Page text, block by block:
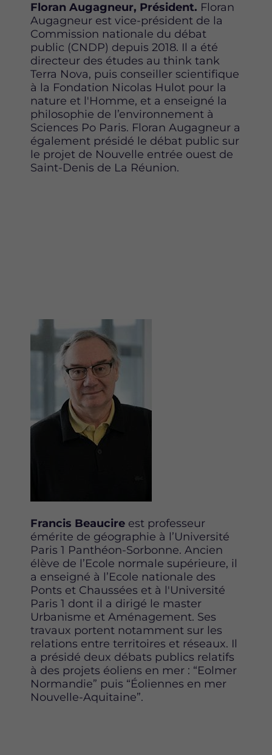
Floran Augagneur, Président. Floran
Augagneur est vice-président de la
Commission nationale du débat
public (CNDP) depuis 2018. Il a été
directeur des études au think tank
Terra Nova, puis conseiller scientifique
à la Fondation Nicolas Hulot pour la
nature et l'Homme, et a enseigné la
philosophie de l’environnement à
Sciences Po Paris. Floran Augagneur a
également présidé le débat public sur
le projet de Nouvelle entrée ouest de
Saint-Denis de La Réunion.
Francis Beaucire est professeur
émérite de géographie à l’Université
Paris 1 Panthéon-Sorbonne. Ancien
élève de l’Ecole normale supérieure, il
a enseigné à l’Ecole nationale des
Ponts et Chaussées et à l'Université
Paris 1 dont il a dirigé le master
Urbanisme et Aménagement. Ses
travaux portent notamment sur les
relations entre territoires et réseaux. Il
a présidé deux débats publics relatifs
à des projets éoliens en mer : “Eolmer
Normandie” puis “Éoliennes en mer
Nouvelle-Aquitaine”.